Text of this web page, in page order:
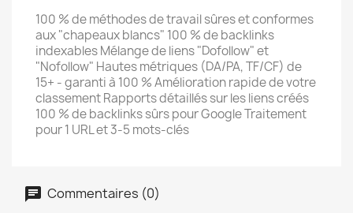
100 % de méthodes de travail sûres et conformes
aux "chapeaux blancs" 100 % de backlinks
indexables Mélange de liens "Dofollow" et
"Nofollow" Hautes métriques (DA/PA, TF/CF) de
15+ - garanti à 100 % Amélioration rapide de votre
classement Rapports détaillés sur les liens créés
100 % de backlinks sûrs pour Google Traitement
pour 1 URL et 3-5 mots-clés
Commentaires (0)